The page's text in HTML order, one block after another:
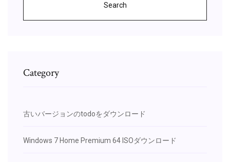
Search
Category
古いバージョンのtodoをダウンロード
Windows 7 Home Premium 64 ISOダウンロード